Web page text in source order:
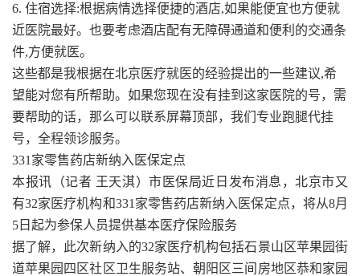
6. 住宿选择:根据病情选择便捷的酒店,如果能便宜也方便就
近医院最好。也要考虑酒店配有无障碍通道和便利的交通条
件,方便就医。
这些都是我根据在北京医疗就医的经验提出的一些建议,希
望能对您有所帮助。如果您现在没有挂到这家医院的号，需
要帮助的话，那么可以联系屏幕顶部，我们专业跑腿代挂
号，全程领诊服务。
331家零售药店新纳入医保定点
本报讯（记者 王天淇）市医保局近日发布消息，北京市又
有32家医疗机构和331家零售药店新纳入医保定点，将从8月
5日起为参保人员提供基本医疗保险服务
据了解，此次新纳入的32家医疗机构包括石景山区苹果园街
道苹果园四区社区卫生服务站、朝阳区三间房地区恭和家园